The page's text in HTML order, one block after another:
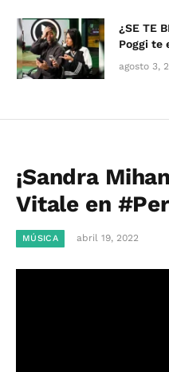
¿SE TE
Poggi te
agosto 3,
¡Sandra
Vitale en
MÚSICA abril 19, 2022